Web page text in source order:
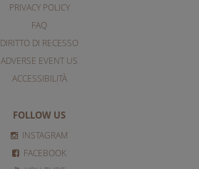
PRIVACY POLICY
FAQ
DIRITTO DI RECESSO
ADVERSE EVENT US
ACCESSIBILITÀ
FOLLOW US
INSTAGRAM
FACEBOOK